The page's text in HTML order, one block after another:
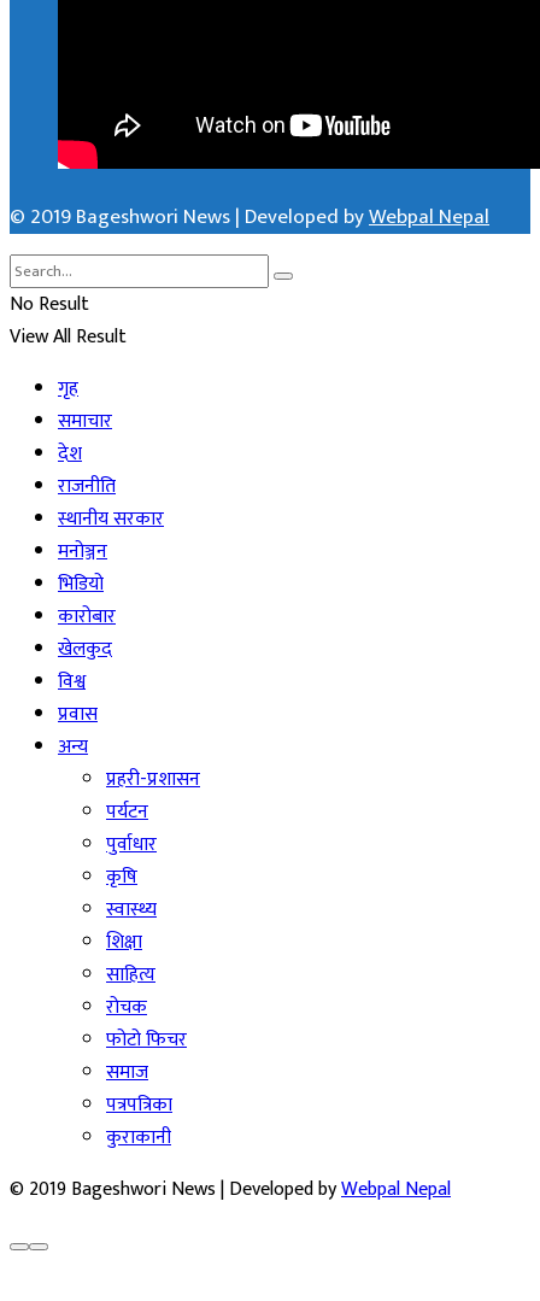
© 2019 Bageshwori News | Developed byWebpal Nepal
No Result
View All Result
गृह
समाचार
देश
राजनीति
स्थानीय सरकार
मनोञ्जन
भिडियो
कारोबार
खेलकुद
विश्व
प्रवास
अन्य
प्रहरी-प्रशासन
पर्यटन
पुर्वाधार
कृषि
स्वास्थ्य
शिक्षा
साहित्य
रोचक
फोटो फिचर
समाज
पत्रपत्रिका
कुराकानी
© 2019 Bageshwori News | Developed byWebpal Nepal